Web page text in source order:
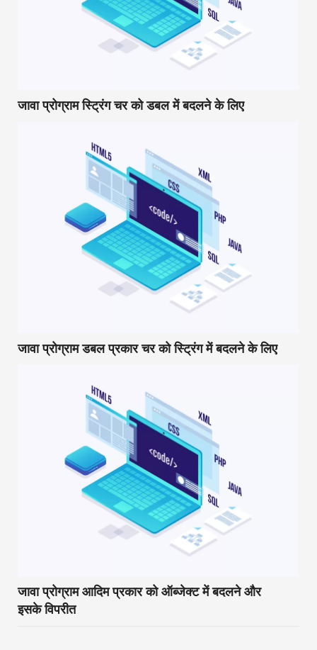
जावा प्रोग्राम स्ट्रिंग चर को डबल में बदलने के लिए
जावा प्रोग्राम डबल प्रकार चर को स्ट्रिंग में बदलने के लिए
जावा प्रोग्राम आदिम प्रकार को ऑब्जेक्ट में बदलने और
इसके विपरीत